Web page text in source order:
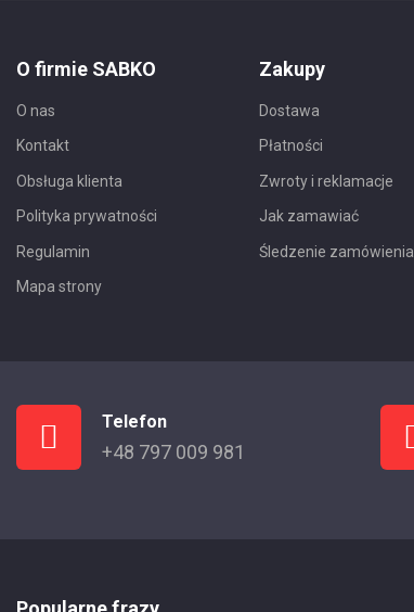
O firmie SABKO
O nas
Kontakt
Obsługa klienta
Polityka prywatności
Regulamin
Mapa strony
Zakupy
Dostawa
Płatności
Zwroty i reklamacje
Jak zamawiać
Śledzenie zamówienia
Telefon
+48 797 009 981